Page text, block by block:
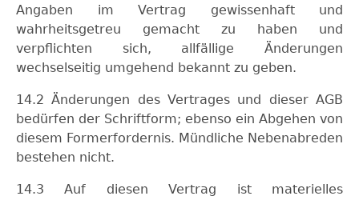
Angaben im Vertrag gewissenhaft und
wahrheitsgetreu gemacht zu haben und
verpflichten sich, allfällige Änderungen
wechselseitig umgehend bekannt zu geben.
14.2 Änderungen des Vertrages und dieser AGB
bedürfen der Schriftform; ebenso ein Abgehen von
diesem Formerfordernis. Mündliche Nebenabreden
bestehen nicht.
14.3 Auf diesen Vertrag ist materielles